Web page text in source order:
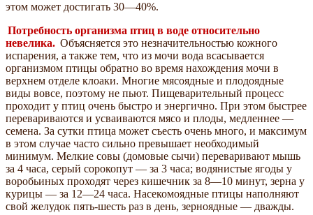
этом может достигать 30—40%.
Потребность организма птиц в воде относительно
невелика. Объясняется это незначительностью кожного
испарения, а также тем, что из мочи вода всасывается
организмом птицы обратно во время нахождения мочи в
верхнем отделе клоаки. Многие мясоядные и плодоядные
виды вовсе, поэтому не пьют. Пищеварительный процесс
проходит у птиц очень быстро и энергично. При этом быстрее
перевариваются и усваиваются мясо и плоды, медленнее —
семена. За сутки птица может съесть очень много, и максимум
в этом случае часто сильно превышает необходимый
минимум. Мелкие совы (домовые сычи) переваривают мышь
за 4 часа, серый сорокопут — за 3 часа; водянистые ягоды у
воробьиных проходят через кишечник за 8—10 минут, зерна у
курицы — за 12—24 часа. Насекомоядные птицы наполняют
свой желудок пять-шесть раз в день, зерноядные — дважды.